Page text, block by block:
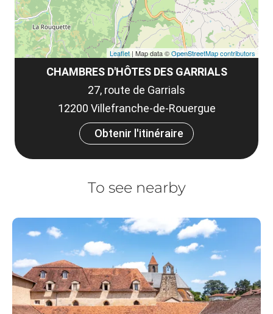
CHAMBRES D'HÔTES DES GARRIALS
27, route de Garrials
12200 Villefranche-de-Rouergue
Obtenir l'itinéraire
Leaflet | Map data ©OpenStreetMap contributors
To see nearby